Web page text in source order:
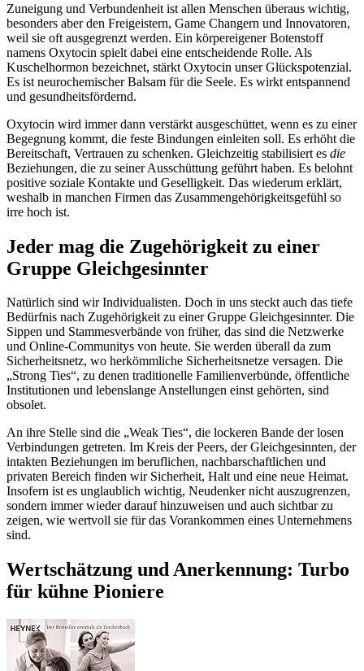
Zuneigung und Verbundenheit ist allen Menschen überaus wichtig,
besonders aber den Freigeistern, Game Changern und Innovatoren,
weil sie oft ausgegrenzt werden. Ein körpereigener Botenstoff
namens Oxytocin spielt dabei eine entscheidende Rolle. Als
Kuschelhormon bezeichnet, stärkt Oxytocin unser Glückspotenzial.
Es ist neurochemischer Balsam für die Seele. Es wirkt entspannend
und gesundheitsfördernd.
Oxytocin wird immer dann verstärkt ausgeschüttet, wenn es zu einer
Begegnung kommt, die feste Bindungen einleiten soll. Es erhöht die
Bereitschaft, Vertrauen zu schenken. Gleichzeitig stabilisiert es die
Beziehungen, die zu seiner Ausschüttung geführt haben. Es belohnt
positive soziale Kontakte und Geselligkeit. Das wiederum erklärt,
weshalb in manchen Firmen das Zusammengehörigkeitsgefühl so
irre hoch ist.
Jeder mag die Zugehörigkeit zu einer
Gruppe Gleichgesinnter
Natürlich sind wir Individualisten. Doch in uns steckt auch das tiefe
Bedürfnis nach Zugehörigkeit zu einer Gruppe Gleichgesinnter. Die
Sippen und Stammesverbände von früher, das sind die Netzwerke
und Online-Communitys von heute. Sie werden überall da zum
Sicherheitsnetz, wo herkömmliche Sicherheitsnetze versagen. Die
„Strong Ties“, zu denen traditionelle Familienverbünde, öffentliche
Institutionen und lebenslange Anstellungen einst gehörten, sind
obsolet.
An ihre Stelle sind die „Weak Ties“, die lockeren Bande der losen
Verbindungen getreten. Im Kreis der Peers, der Gleichgesinnten, der
intakten Beziehungen im beruflichen, nachbarschaftlichen und
privaten Bereich finden wir Sicherheit, Halt und eine neue Heimat.
Insofern ist es unglaublich wichtig, Neudenker nicht auszugrenzen,
sondern immer wieder darauf hinzuweisen und auch sichtbar zu
zeigen, wie wertvoll sie für das Vorankommen eines Unternehmens
sind.
Wertschätzung und Anerkennung: Turbo
für kühne Pioniere